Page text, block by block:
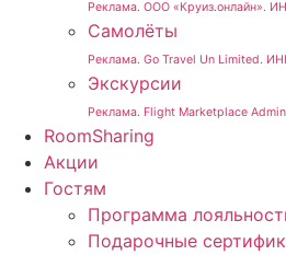
Реклама. ООО «Круиз.онлайн».
Самолёты
Реклама. Go Travel Un Limited.
Экскурсии
Реклама. Flight Marketplace
RoomSharing
Акции
Гостям
Программа
Подарочные